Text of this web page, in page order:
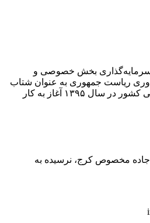
بخش خصوصی و
ریاست جمهوری به عنوان شتاب
دهنده زیست فناوری پزشکی کشور در سال ۱۳۹۵ آغاز به کار
تهران، کیلومتر ۲۲ جاده مخصوص کرج، نرسیده به